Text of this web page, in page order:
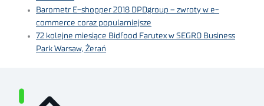
Barometr E-shopper 2018 DPDgroup – zwroty w e-
commerce coraz popularniejsze
72 kolejne miesiące Bidfood Farutex w SEGRO Business
Park Warsaw, Żerań